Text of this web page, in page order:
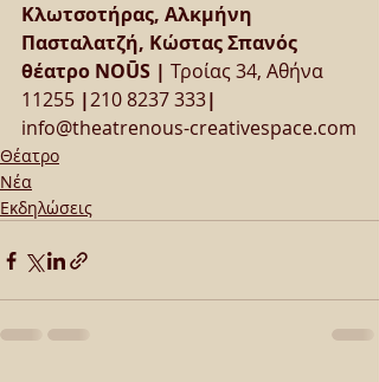
Κλωτσοτήρας, Αλκμήνη
Πασταλατζή, Κώστας Σπανός
θέατρο NOŪS | Τροίας 34, Αθήνα
11255 |210 8237 333|
info@theatrenous-creativespace.com
Θέατρο
Νέα
Εκδηλώσεις